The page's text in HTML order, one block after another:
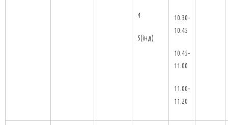
4
5(інд)
10.30-
10.45
10.45-
11.00
11.00-
11.20